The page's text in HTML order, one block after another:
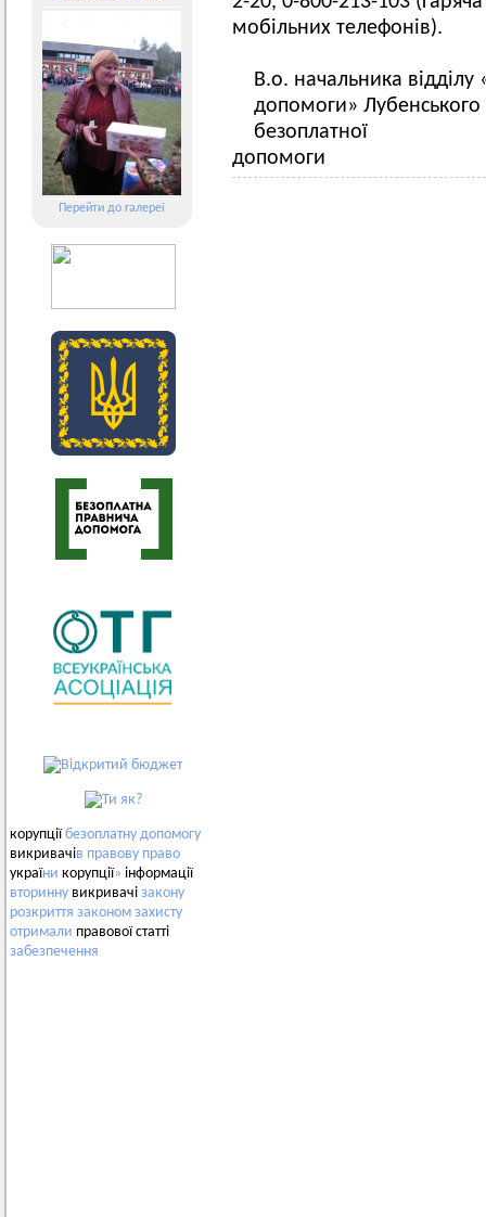
Перейти до галереї
корупціїбезоплатну допомогу
викривачів правову право
україни корупції» інформації
вторинну викривачі закону
розкриття законом захисту
отримали правової статті
забезпечення
мобільних телефонів).
В.о. начальника
допомоги»
безоплатної
допомоги